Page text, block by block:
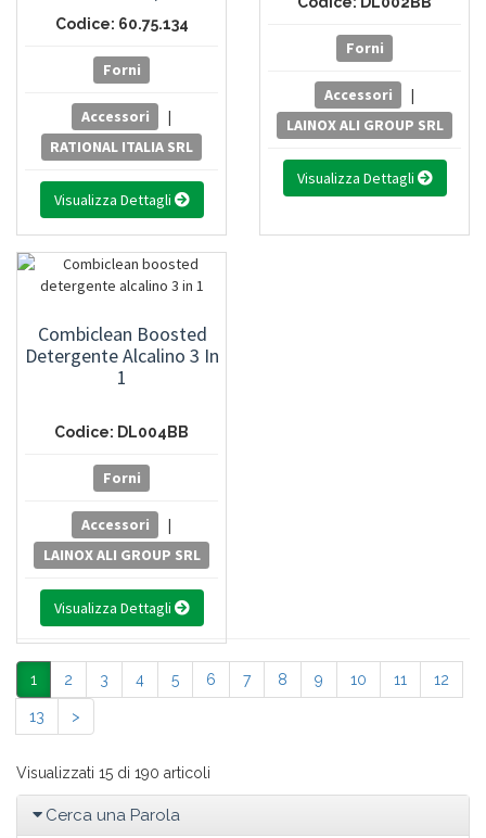
Codice: 60.75.134
Forni
Accessori
|
RATIONAL ITALIA SRL
Visualizza Dettagli
Forni
Accessori
|
LAINOX ALI GROUP SRL
Visualizza Dettagli
Combiclean Boosted
Detergente Alcalino 3 In
1
Codice: DL004BB
Forni
Accessori
|
LAINOX ALI GROUP SRL
Visualizza Dettagli
1 2 3 4 5 6 7 8 9 10 11 12
13 >
Visualizzati 15 di 190 articoli
Cerca una Parola